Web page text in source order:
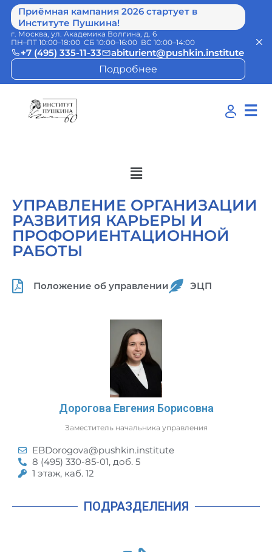
Приёмная кампания 2026 стартует в
Институте Пушкина!
г. Москва, ул. Академика Волгина, д. 6
ПН–ПТ 10:00–18:00 СБ 10:00–16:00 ВС 10:00–14:00
+7 (495) 335-11-33
abiturient@pushkin.institute
Подробнее
☰
УПРАВЛЕНИЕ ОРГАНИЗАЦИИ
РАЗВИТИЯ КАРЬЕРЫ И
ПРОФОРИЕНТАЦИОННОЙ
РАБОТЫ
Положение об управлении ЭЦП
Дорогова Евгения Борисовна
Заместитель начальника управления
EBDorogova@pushkin.institute
8 (495) 330-85-01, доб. 5
1 этаж, каб. 12
ПОДРАЗДЕЛЕНИЯ